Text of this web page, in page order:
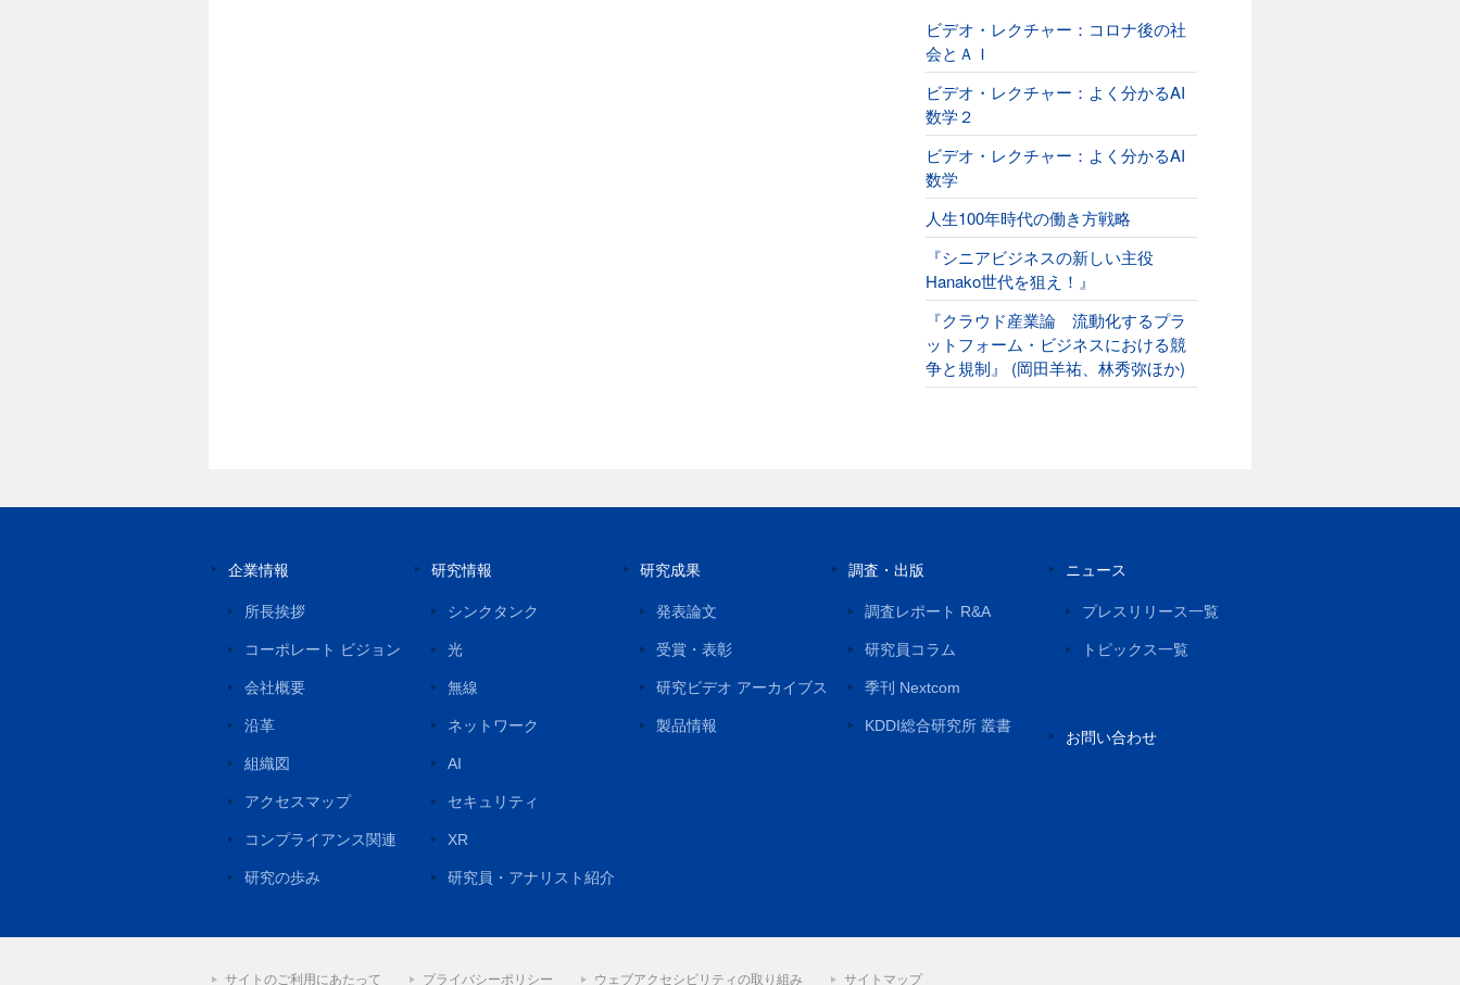
ビデオ・レクチャー：コロナ後の社
会とＡＩ
ビデオ・レクチャー：よく分かるAI
数学２
ビデオ・レクチャー：よく分かるAI
数学
人生100年時代の働き方戦略
『シニアビジネスの新しい主役
Hanako世代を狙え！』
『クラウド産業論 流動化するプラ
ットフォーム・ビジネスにおける競
争と規制』 (岡田羊祐、林秀弥ほか)
企業情報
所長挨拶
コーポレート ビジョン
会社概要
沿革
組織図
アクセスマップ
コンプライアンス関連
研究の歩み
研究情報
シンクタンク
光
無線
ネットワーク
AI
セキュリティ
XR
研究員・アナリスト紹介
研究成果
発表論文
受賞・表彰
研究ビデオ アーカイブス
製品情報
調査・出版
調査レポート R&A
研究員コラム
季刊 Nextcom
KDDI総合研究所 叢書
ニュース
プレスリリース一覧
トピックス一覧
お問い合わせ
サイトのご利用にあたって プライバシーポリシー ウェブアクセシビリティの取り組み サイトマップ